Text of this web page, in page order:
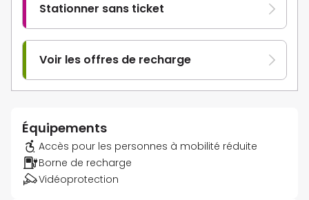
Stationner sans ticket
Voir les offres de recharge
Équipements
Accès pour les personnes à mobilité réduite
Borne de recharge
Vidéoprotection